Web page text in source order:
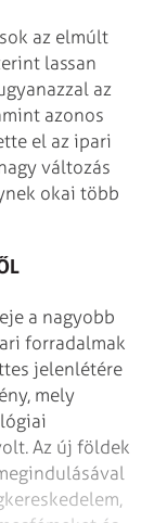
az elmúlt
lassan
az
azonos
el az ipari
változás
okai több
a nagyobb
forradalmak
jelenlétére
mely
Az új földek